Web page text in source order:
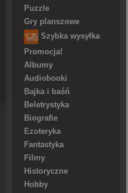
Puzzle
Gry planszowe
Szybka wysyłka
Promocja!
Albumy
Audiobooki
Bajka i baśń
Beletrystyka
Biografie
Ezoteryka
Fantastyka
Filmy
Historyczne
Hobby